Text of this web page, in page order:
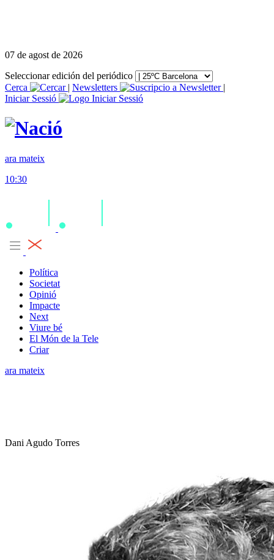
07 de agost de 2026
Seleccionar edición del periódico
Cerca
| Newsletters
|
Iniciar Sessió
ara mateix
10:30
Política
Societat
Opinió
Impacte
Next
Viure bé
El Món de la Tele
Criar
ara mateix
Dani Agudo Torres